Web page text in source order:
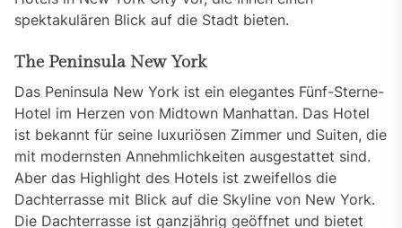
spektakulären Blick auf die Stadt bieten.
The Peninsula New York
Das Peninsula New York ist ein elegantes Fünf-Sterne-
Hotel im Herzen von Midtown Manhattan. Das Hotel
ist bekannt für seine luxuriösen Zimmer und Suiten, die
mit modernsten Annehmlichkeiten ausgestattet sind.
Aber das Highlight des Hotels ist zweifellos die
Dachterrasse mit Blick auf die Skyline von New York.
Die Dachterrasse ist ganzjährig geöffnet und bietet